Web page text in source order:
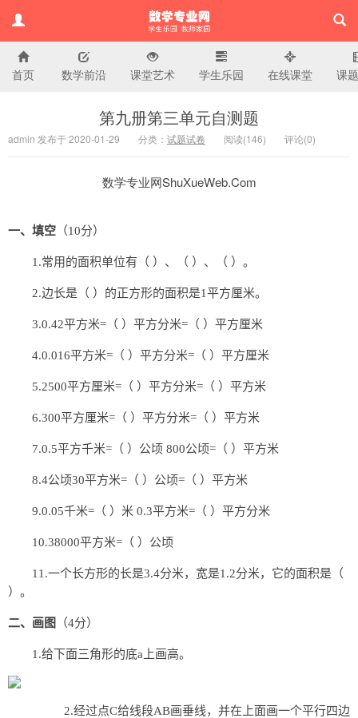
小学数学专业网
首页 数学前沿 课堂艺术 学生乐园 在线课堂 课
第九册第三单元自测题
admin 发布于 2020-01-29 分类： 试题试卷 阅读(146) 评论(0)
数学专业网ShuXueWeb.Com
一、填空 （10分）
1.常用的面积单位有（ ）、（ ）、（ ）。
2.边长是（ ）的正方形的面积是1平方厘米。
3.0.42平方米=（ ）平方分米=（ ）平方厘米
4.0.016平方米=（ ）平方分米=（ ）平方厘米
5.2500平方厘米=（ ）平方分米=（ ）平方米
6.300平方厘米=（ ）平方分米=（ ）平方米
7.0.5平方千米=（ ）公顷 800公顷=（ ）平方米
8.4公顷30平方米=（ ）公顷=（ ）平方米
9.0.05千米=（ ）米 0.3平方米=（ ）平方分米
10.38000平方米=（ ）公顷
11.一个长方形的长是3.4分米，宽是1.2分米，它的面积是（
）。
二、画图 （4分）
1.给下面三角形的底a上画高。
2.经过点C给线段AB画垂线，并在上面画一个平行四边